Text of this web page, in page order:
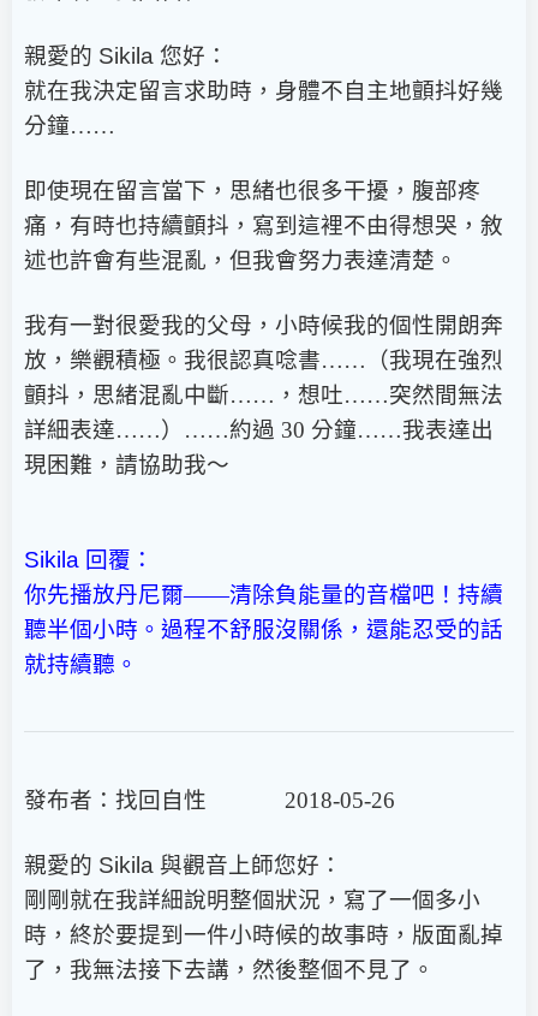
親愛的 Sikila 您好：
就在我決定留言求助時，身體不自主地顫抖好幾
分鐘……
即使現在留言當下，思緒也很多干擾，腹部疼
痛，有時也持續顫抖，寫到這裡不由得想哭，敘
述也許會有些混亂，但我會努力表達清楚。
我有一對很愛我的父母，小時候我的個性開朗奔
放，樂觀積極。我很認真唸書……（我現在強烈
顫抖，思緒混亂中斷……，想吐……突然間無法
詳細表達……）……約過 30 分鐘……我表達出
現困難，請協助我～
Sikila 回覆：
你先播放丹尼爾——清除負能量的音檔吧！持續
聽半個小時。過程不舒服沒關係，還能忍受的話
就持續聽。
發布者：找回自性 2018-05-26
親愛的 Sikila 與觀音上師您好：
剛剛就在我詳細說明整個狀況，寫了一個多小
時，終於要提到一件小時候的故事時，版面亂掉
了，我無法接下去講，然後整個不見了。